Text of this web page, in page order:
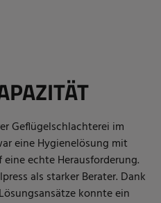
Geflügelschlachterei im
eine Hygienelösung mit
echte Herausforderung.
als starker Berater. Dank
konnte ein